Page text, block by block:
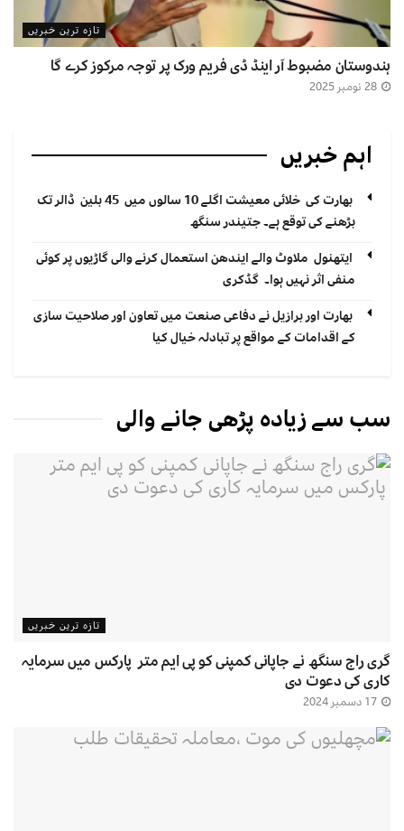
تازہ ترین خبریں
ہندوستان مضبوط آر اینڈ ڈی فریم ورک پر توجہ مرکوز کرے گا
اہم خبریں
بھارت کی خلائی معیشت اگلے 10 سالوں میں 45 بلین ڈالر تک
بڑھنے کی توقع ہے۔ جتیندر سنگھ
ایتھنول ملاوٹ والے ایندھن استعمال کرنے والی گاڑیوں پر کوئی
منفی اثر نہیں ہوا۔ گڈکری
بھارت اور برازیل نے دفاعی صنعت میں تعاون اور صلاحیت سازی
کے اقدامات کے مواقع پر تبادلہ خیال کیا
سب سے زیادہ پڑھی جانے والی
تازہ ترین خبریں
گری راج سنگھ نے جاپانی کمپنی کو پی ایم متر پارکس میں سرمایہ
کاری کی دعوت دی